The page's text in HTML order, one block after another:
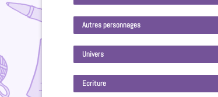
Autres personnages
Univers
Ecriture